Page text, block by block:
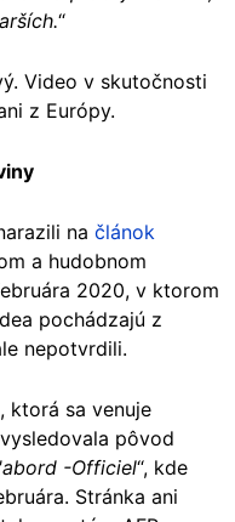
“
Video v skutočnosti
z Európy.
na článok
a hudobnom
2020, v ktorom
pochádzajú z
nepotvrdili.
ktorá sa venuje
pôvod
-Officiel“, kde
Stránka ani